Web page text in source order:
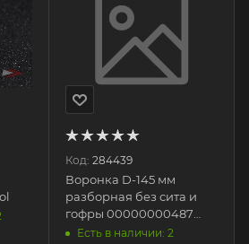
Код: 284439
Воронка D-145 мм
разборная без сита и
гофры 00000000487
Китай
Есть в наличии: 2